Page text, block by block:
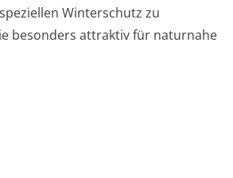
Winterschutz zu
besonders attraktiv für naturnahe